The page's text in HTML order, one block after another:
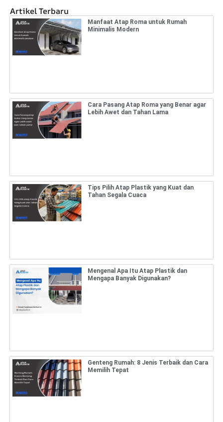
Artikel Terbaru
Manfaat Atap Roma untuk Rumah
Minimalis Modern
Cara Pasang Atap Roma yang Benar agar
Lebih Awet dan Tahan Lama
Tips Pilih Atap Plastik yang Kuat dan
Tahan Segala Cuaca
Mengenal Apa Itu Atap Plastik dan
Mengapa Banyak Digunakan?
Genteng Rumah: 8 Jenis Terbaik dan Cara
Memilih Tepat